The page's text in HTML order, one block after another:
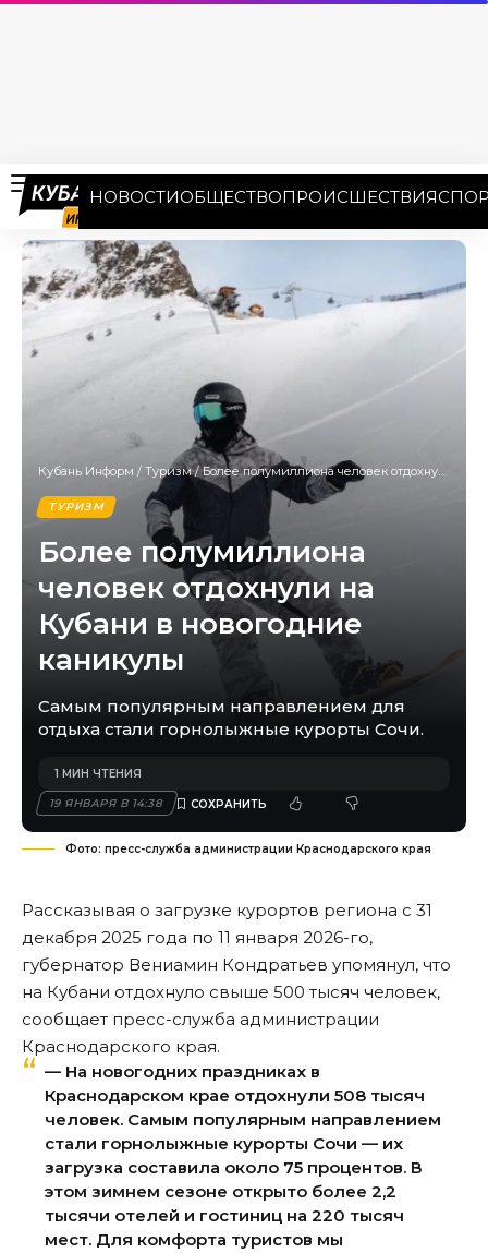
НОВОСТИОБЩЕСТВОПРОИСШЕСТВИЯ
Кубань Информ / Туризм/Более полумиллиона человек отдохнули на Кубани в новогодние каникулы
ТУРИЗМ
Более полумиллиона
человек отдохнули на
Кубани в новогодние
каникулы
Самым популярным направлением для
отдыха стали горнолыжные курорты Сочи.
19 ЯНВАРЯ В 14:38
1 МИН ЧТЕНИЯ
Фото: пресс-служба администрации Краснодарского края
Рассказывая о загрузке курортов региона с 31
декабря 2025 года по 11 января 2026-го,
губернатор Вениамин Кондратьев упомянул, что
на Кубани отдохнуло свыше 500 тысяч человек,
сообщает пресс-служба администрации
Краснодарского края.
— На новогодних праздниках в
Краснодарском крае отдохнули 508 тысяч
человек. Самым популярным направлением
стали горнолыжные курорты Сочи — их
загрузка составила около 75 процентов. В
этом зимнем сезоне открыто более 2,2
тысячи отелей и гостиниц на 220 тысяч
мест. Для комфорта туристов мы